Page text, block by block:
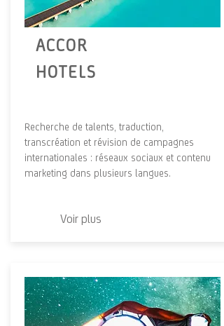
ACCOR
HOTELS
Recherche de talents, traduction,
transcréation et révision de campagnes
internationales : réseaux sociaux et contenu
marketing dans plusieurs langues.
Voir plus